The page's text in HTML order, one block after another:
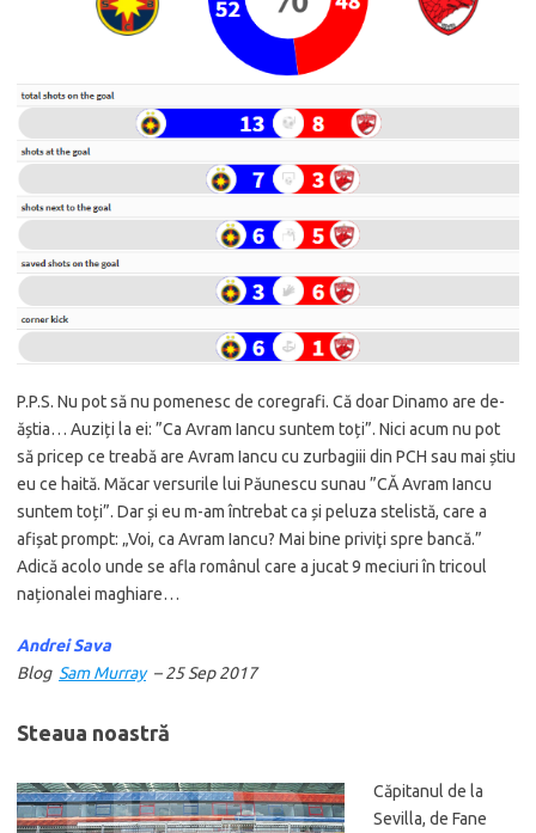
P.P.S. Nu pot să nu pomenesc de coregrafi. Că doar Dinamo are de-
ăștia… Auziți la ei: ”Ca Avram Iancu suntem toți”. Nici acum nu pot
să pricep ce treabă are Avram Iancu cu zurbagiii din PCH sau mai știu
eu ce haită. Măcar versurile lui Păunescu sunau ”CĂ Avram Iancu
suntem toți”. Dar și eu m-am întrebat ca și peluza stelistă, care a
afișat prompt: „Voi, ca Avram Iancu? Mai bine priviţi spre bancă.”
Adică acolo unde se afla românul care a jucat 9 meciuri în tricoul
naționalei maghiare…
Andrei Sava
Blog Sam Murray– 25 Sep 2017
Steaua noastră
Căpitanul de la
Sevilla, de Fane